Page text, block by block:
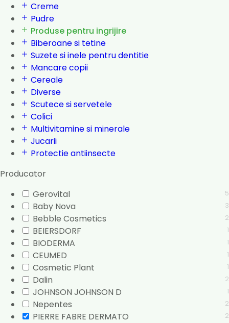
Creme
Pudre
Produse pentru ingrijire
Biberoane si tetine
Suzete si inele pentru dentitie
Mancare copii
Cereale
Diverse
Scutece si servetele
Colici
Multivitamine si minerale
Jucarii
Protectie antiinsecte
Producator
Gerovital
5
Baby Nova 3
Bebble Cosmetics 2
BEIERSDORF 1
BIODERMA 1
CEUMED 1
Cosmetic Plant 1
Dalin 2
JOHNSON JOHNSON D 1
Nepentes 2
PIERRE FABRE DERMATO 2